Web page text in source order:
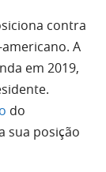
contra
A
em 2019,
do
sua posição